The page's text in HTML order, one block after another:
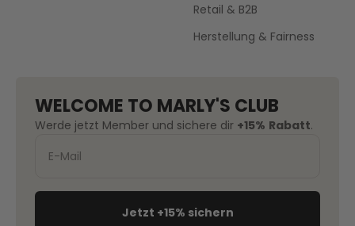
Retail & B2B
Herstellung & Fairness
WELCOME TO MARLY'S CLUB
Werde jetzt Member und sichere dir +15% Rabatt.
Jetzt +15% sichern